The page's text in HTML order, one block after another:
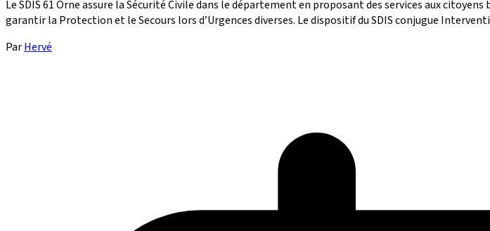
Le SDIS 61 Orne assure la Sécurité Civile dans le département en proposant des services aux
garantir la Protection et le Secours lors d’Urgences diverses. Le dispositif du SDIS conjugue
ParHervé